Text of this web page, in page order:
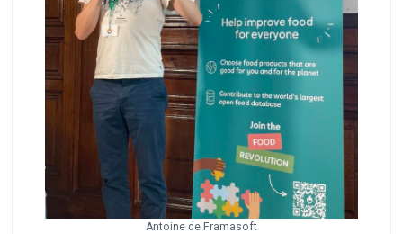
Antoine de Framasoft